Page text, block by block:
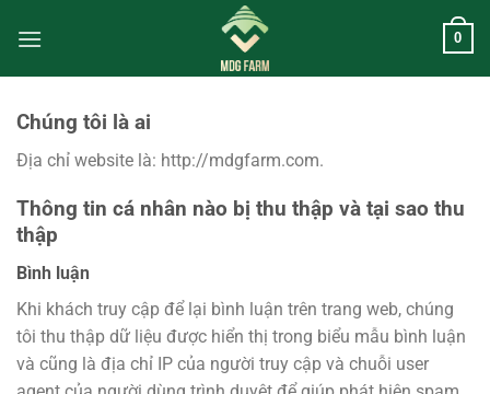
đến
0
Chúng tôi là ai
Địa chỉ website là: http://mdgfarm.com.
Thông tin cá nhân nào bị thu thập và tại sao thu
thập
Bình luận
Khi khách truy cập để lại bình luận trên trang web, chúng
tôi thu thập dữ liệu được hiển thị trong biểu mẫu bình luận
và cũng là địa chỉ IP của người truy cập và chuỗi user